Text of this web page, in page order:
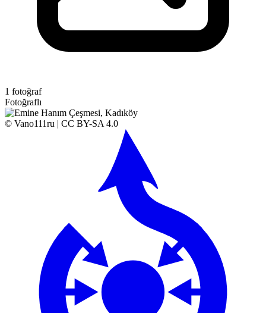
1 fotoğraf
Fotoğraflı
© Vano111ru | CC BY-SA 4.0